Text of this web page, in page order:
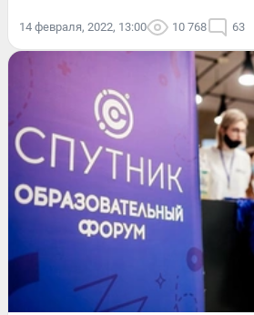
14 февраля, 2022, 13:00 10 768 63